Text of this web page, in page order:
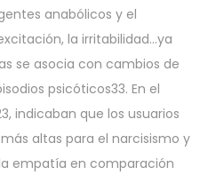
anabólicos y el
la irritabilidad…ya
se asocia con cambios de
psicóticos33. En el
indicaban que los usuarios
altas para el narcisismo y
empatía en comparación